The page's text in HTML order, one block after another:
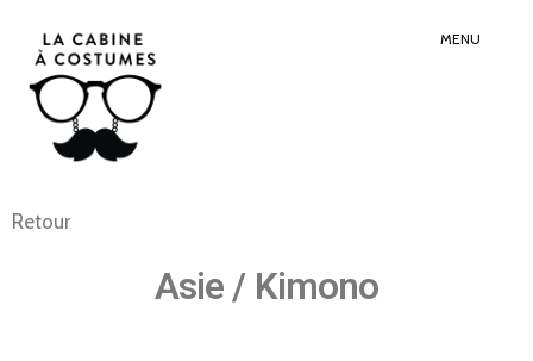
MENU
Retour
Asie / Kimono